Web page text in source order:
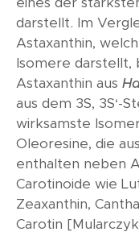
darstellt. Im
Astaxanthin,
Isomere darstellt,
Astaxanthin aus
aus dem 3S, 3S‘-
wirksamste
Oleoresine, die
enthalten neben
Carotinoide wie
Zeaxanthin,
Carotin